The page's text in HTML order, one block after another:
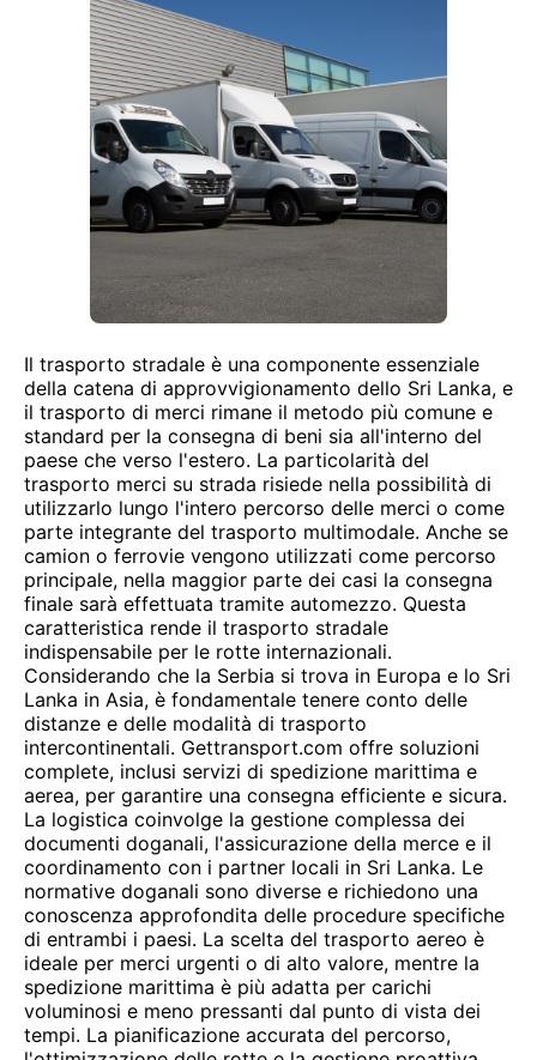
Il trasporto stradale è una componente essenziale
della catena di approvvigionamento dello Sri Lanka, e
il trasporto di merci rimane il metodo più comune e
standard per la consegna di beni sia all'interno del
paese che verso l'estero. La particolarità del
trasporto merci su strada risiede nella possibilità di
utilizzarlo lungo l'intero percorso delle merci o come
parte integrante del trasporto multimodale. Anche se
camion o ferrovie vengono utilizzati come percorso
principale, nella maggior parte dei casi la consegna
finale sarà effettuata tramite automezzo. Questa
caratteristica rende il trasporto stradale
indispensabile per le rotte internazionali.
Considerando che la Serbia si trova in Europa e lo Sri
Lanka in Asia, è fondamentale tenere conto delle
distanze e delle modalità di trasporto
intercontinentali. Gettransport.com offre soluzioni
complete, inclusi servizi di spedizione marittima e
aerea, per garantire una consegna efficiente e sicura.
La logistica coinvolge la gestione complessa dei
documenti doganali, l'assicurazione della merce e il
coordinamento con i partner locali in Sri Lanka. Le
normative doganali sono diverse e richiedono una
conoscenza approfondita delle procedure specifiche
di entrambi i paesi. La scelta del trasporto aereo è
ideale per merci urgenti o di alto valore, mentre la
spedizione marittima è più adatta per carichi
voluminosi e meno pressanti dal punto di vista dei
tempi. La pianificazione accurata del percorso,